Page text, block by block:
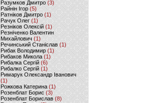
Разумков Дмитро (3)
Райнін Ігор(5)
Ратніков Дмитро (1)
Рачук Олег (1)
Резніков Олексій(1)
Резніченко Валентин
Михайлович (1)
Речинський Станіслав (1)
Рибак Володимир(1)
Рибаков Микола(1)
Рибалка Сергій (6)
Рибалко Сергій (1)
Римарук Олександр Іванович
(1)
Рожкова Катерина(1)
Розенблат Борис (3)
Розенблат Борислав (8)